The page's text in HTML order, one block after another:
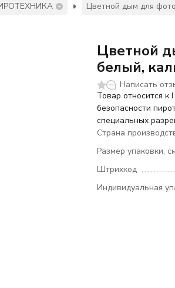
Цветной дым для
Цветной
белый,
Написать
Товар относится
безопасности
специальных
Страна
Размер упаковки,
Штрихкод
Индивидуальная